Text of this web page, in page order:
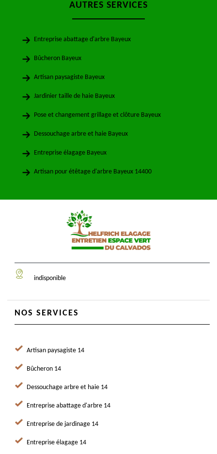
AUTRES SERVICES
Entreprise abattage d'arbre Bayeux
Bûcheron Bayeux
Artisan paysagiste Bayeux
Jardinier taille de haie Bayeux
Pose et changement grillage et clôture Bayeux
Dessouchage arbre et haie Bayeux
Entreprise élagage Bayeux
Artisan pour étêtage d'arbre Bayeux 14400
indisponible
NOS SERVICES
Artisan paysagiste 14
Bûcheron 14
Dessouchage arbre et haie 14
Entreprise abattage d'arbre 14
Entreprise de jardinage 14
Entreprise élagage 14